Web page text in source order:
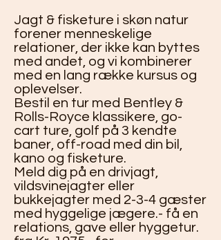
Jagt & fisketure i skøn natur
forener menneskelige
relationer, der ikke kan byttes
med andet, og vi kombinerer
med en lang række kursus og
oplevelser.
Bestil en tur med Bentley &
Rolls-Royce klassikere, go-
cart ture, golf på 3 kendte
baner, off-road med din bil,
kano og fisketure.
Meld dig på en drivjagt,
vildsvinejagter eller
bukkejagter med 2-3-4 gæster
med hyggelige jægere.- få en
relations, gave eller hyggetur.